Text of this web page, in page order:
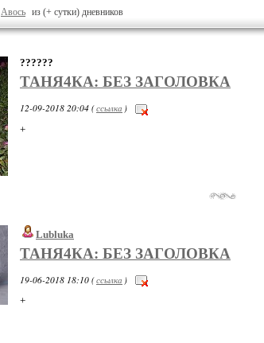
Авось из (+ сутки) дневников
??????
ТАНЯ4КА: БЕЗ ЗАГОЛОВКА
12-09-2018 20:04 (ссылка )
+
Lubluka
ТАНЯ4КА: БЕЗ ЗАГОЛОВКА
19-06-2018 18:10 (ссылка )
+